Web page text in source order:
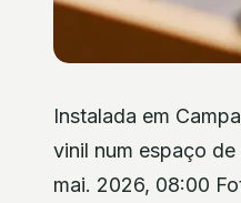
Instalada em
vinil num espaço
mai. 2026, 08:00